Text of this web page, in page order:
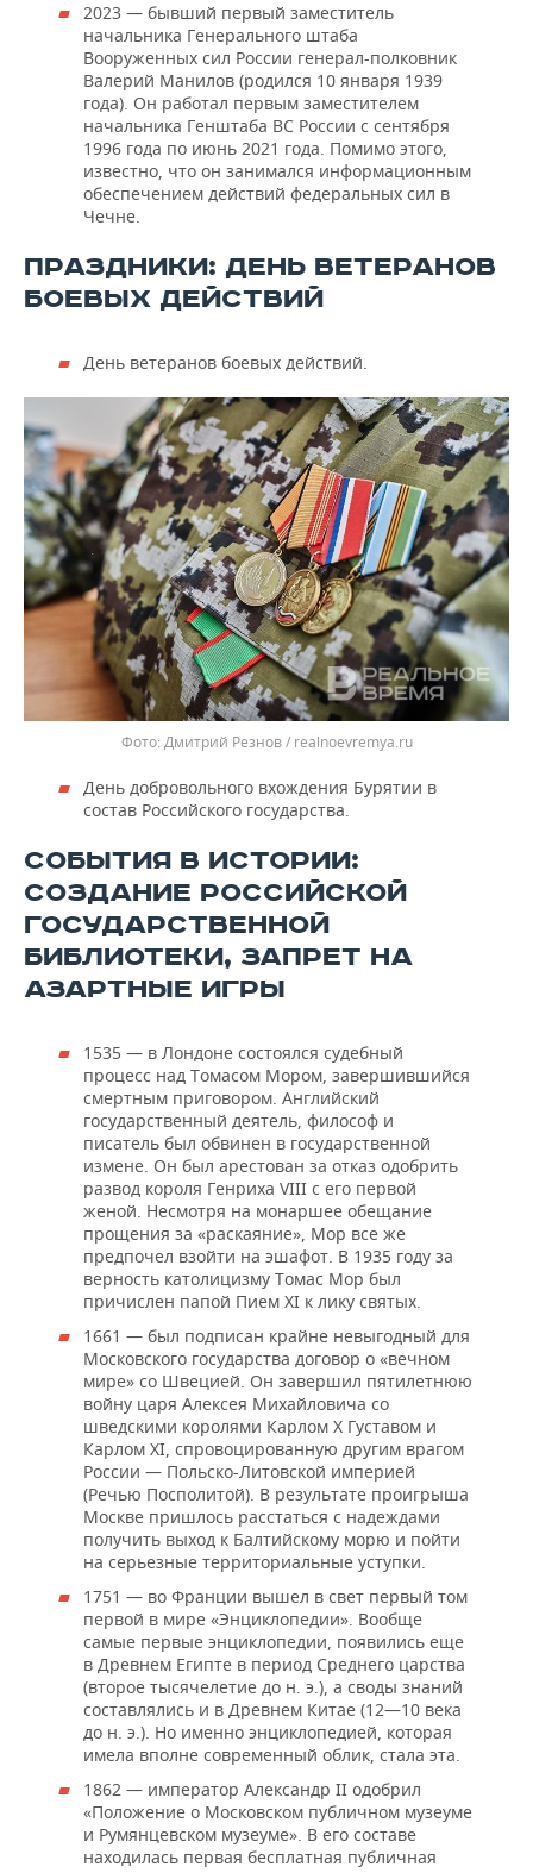
2023 — бывший первый заместитель
начальника Генерального штаба
Вооруженных сил России генерал-полковник
Валерий Манилов (родился 10 января 1939
года). Он работал первым заместителем
начальника Генштаба ВС России с сентября
1996 года по июнь 2021 года. Помимо этого,
известно, что он занимался информационным
обеспечением действий федеральных сил в
Чечне.
ПРАЗДНИКИ: ДЕНЬ ВЕТЕРАНОВ
БОЕВЫХ ДЕЙСТВИЙ
День ветеранов боевых действий.
Дмитрий Резнов / realnoevremya.ru
День добровольного вхождения Бурятии в
состав Российского государства.
СОБЫТИЯ В ИСТОРИИ:
СОЗДАНИЕ РОССИЙСКОЙ
ГОСУДАРСТВЕННОЙ
БИБЛИОТЕКИ, ЗАПРЕТ НА
АЗАРТНЫЕ ИГРЫ
1535 — в Лондоне состоялся судебный
процесс над Томасом Мором, завершившийся
смертным приговором. Английский
государственный деятель, философ и
писатель был обвинен в государственной
измене. Он был арестован за отказ одобрить
развод короля Генриха VIII с его первой
женой. Несмотря на монаршее обещание
прощения за «раскаяние», Мор все же
предпочел взойти на эшафот. В 1935 году за
верность католицизму Томас Мор был
причислен папой Пием ХI к лику святых.
1661 — был подписан крайне невыгодный для
Московского государства договор о «вечном
мире» со Швецией. Он завершил пятилетнюю
войну царя Алексея Михайловича со
шведскими королями Карлом Х Густавом и
Карлом ХI, спровоцированную другим врагом
России — Польско-Литовской империей
(Речью Посполитой). В результате проигрыша
Москве пришлось расстаться с надеждами
получить выход к Балтийскому морю и пойти
на серьезные территориальные уступки.
1751 — во Франции вышел в свет первый том
первой в мире «Энциклопедии». Вообще
самые первые энциклопедии, появились еще
в Древнем Египте в период Среднего царства
(второе тысячелетие до н. э.), а своды знаний
составлялись и в Древнем Китае (12—10 века
до н. э.). Но именно энциклопедией, которая
имела вполне современный облик, стала эта.
1862 — император Александр II одобрил
«Положение о Московском публичном музеуме
и Румянцевском музеуме». В его составе
находилась первая бесплатная публичная